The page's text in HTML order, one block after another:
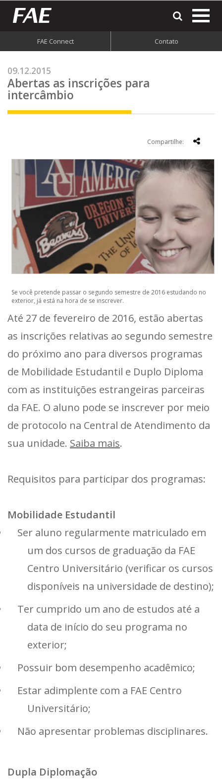
FAE Connect Contato
09.12.2015
Abertas as inscrições para
intercâmbio
Compartilhe:
Se você pretende passar o segundo semestre de 2016 estudando no
exterior, já está na hora de se inscrever.
Até 27 de fevereiro de 2016, estão abertas
as inscrições relativas ao segundo semestre
do próximo ano para diversos programas
de Mobilidade Estudantil e Duplo Diploma
com as instituições estrangeiras parceiras
da FAE. O aluno pode se inscrever por meio
de protocolo na Central de Atendimento da
sua unidade. Saiba mais.
Requisitos para participar dos programas:
Mobilidade Estudantil
Ser aluno regularmente matriculado em
um dos cursos de graduação da FAE
Centro Universitário (verificar os cursos
disponíveis na universidade de destino);
Ter cumprido um ano de estudos até a
data de início do seu programa no
exterior;
Possuir bom desempenho acadêmico;
Estar adimplente com a FAE Centro
Universitário;
Não apresentar problemas disciplinares.
Dupla Diplomação